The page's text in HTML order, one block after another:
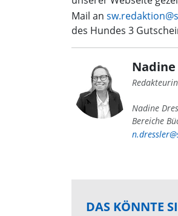
Mail an
des Hundes 3
Nadine
Bereiche
DAS KÖNNTE